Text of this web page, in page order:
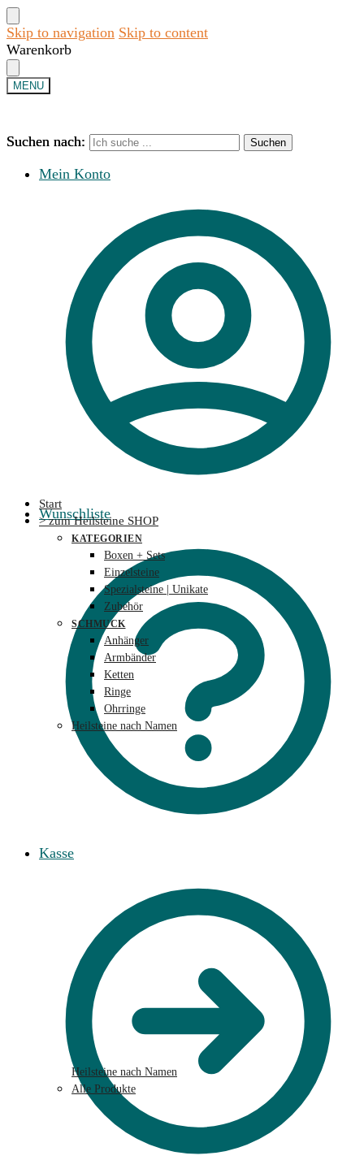
Skip to navigation Skip to content
Warenkorb
MENU
Suchen nach: Suchen
Mein Konto
Wunschliste
Kasse
Suchen nach: Suchen
Start
> zum Heilsteine SHOP
KATEGORIEN
Boxen + Sets
Einzelsteine
Spezialsteine | Unikate
Zubehör
SCHMUCK
Anhänger
Armbänder
Ketten
Ringe
Ohrringe
Heilsteine nach Namen
Heilsteine nach Namen
Alle Produkte